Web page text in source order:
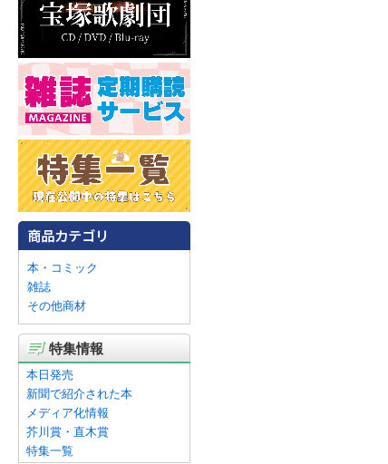
本・コミック
雑誌
その他商材
特集情報
本日発売
新聞で紹介された本
メディア化情報
芥川賞・直木賞
特集一覧